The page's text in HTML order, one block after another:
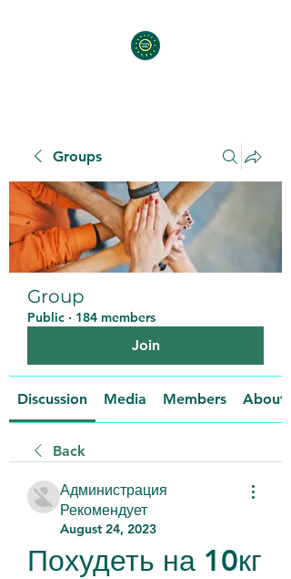
Groups
Group
Public · 184 members
Join
Discussion Media Members About
Back
Администрация
Рекомендует
August 24, 2023
Похудеть на 10кг